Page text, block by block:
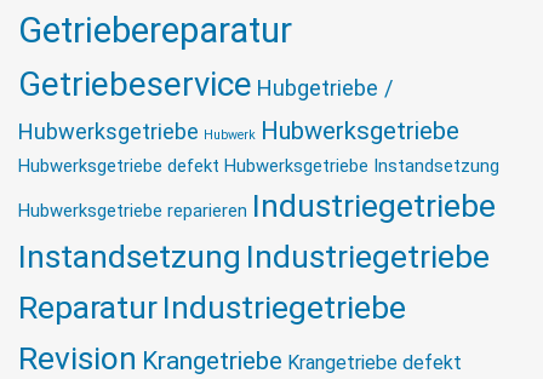
Getriebereparatur
Getriebeservice Hubgetriebe /
Hubwerksgetriebe Hubwerk Hubwerksgetriebe
Hubwerksgetriebe defekt Hubwerksgetriebe Instandsetzung
Hubwerksgetriebe reparieren Industriegetriebe
Instandsetzung Industriegetriebe
Reparatur Industriegetriebe
Revision Krangetriebe Krangetriebe defekt